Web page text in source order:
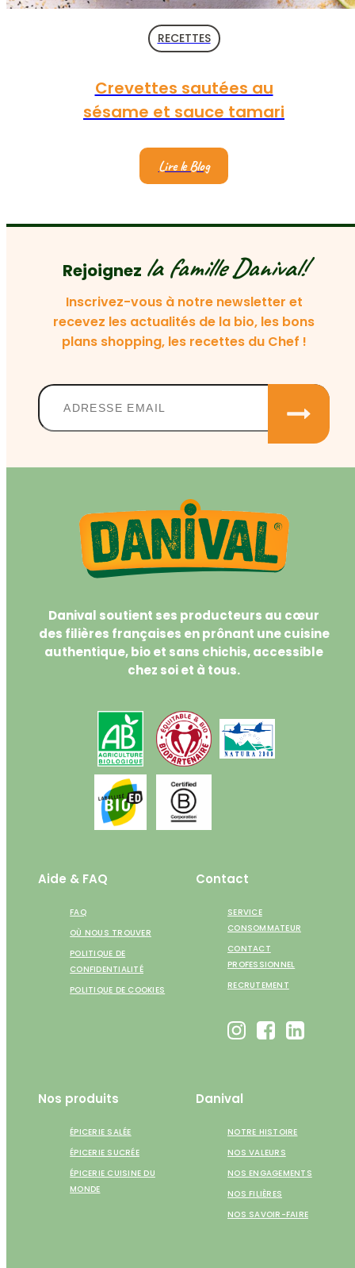
RECETTES
Crevettes sautées au
sésame et sauce tamari
Lire le Blog
Rejoignez la famille Danival!
Inscrivez-vous à notre newsletter et
recevez les actualités de la bio, les bons
plans shopping, les recettes du Chef !
Danival soutient ses producteurs au cœur
des filières françaises en prônant une cuisine
authentique, bio et sans chichis, accessible
chez soi et à tous.
Nos produits
ÉPICERIE SALÉE
ÉPICERIE SUCRÉE
ÉPICERIE CUISINE DU
MONDE
Danival
NOTRE HISTOIRE
NOS VALEURS
NOS ENGAGEMENTS
NOS FILIÈRES
NOS SAVOIR-FAIRE
Aide & FAQ
FAQ
OÙ NOUS TROUVER
POLITIQUE DE
CONFIDENTIALITÉ
POLITIQUE DE COOKIES
Contact
SERVICE
CONSOMMATEUR
CONTACT
PROFESSIONNEL
RECRUTEMENT